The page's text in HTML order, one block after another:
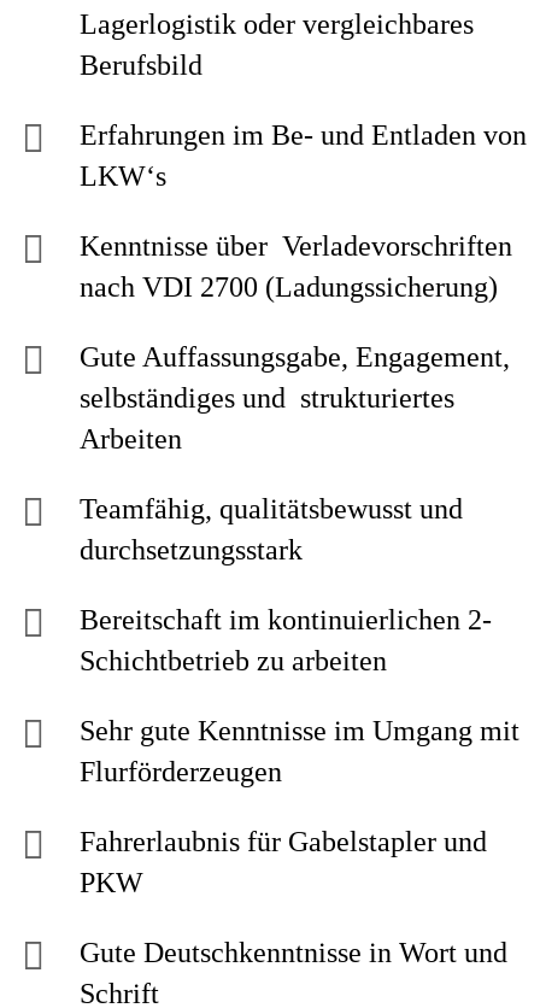
Lagerlogistik oder vergleichbares
Berufsbild
Erfahrungen im Be- und Entladen von
LKW‘s
Kenntnisse über Verladevorschriften
nach VDI 2700 (Ladungssicherung)
Gute Auffassungsgabe, Engagement,
selbständiges und strukturiertes
Arbeiten
Teamfähig, qualitätsbewusst und
durchsetzungsstark
Bereitschaft im kontinuierlichen 2-
Schichtbetrieb zu arbeiten
Sehr gute Kenntnisse im Umgang mit
Flurförderzeugen
Fahrerlaubnis für Gabelstapler und
PKW
Gute Deutschkenntnisse in Wort und
Schrift